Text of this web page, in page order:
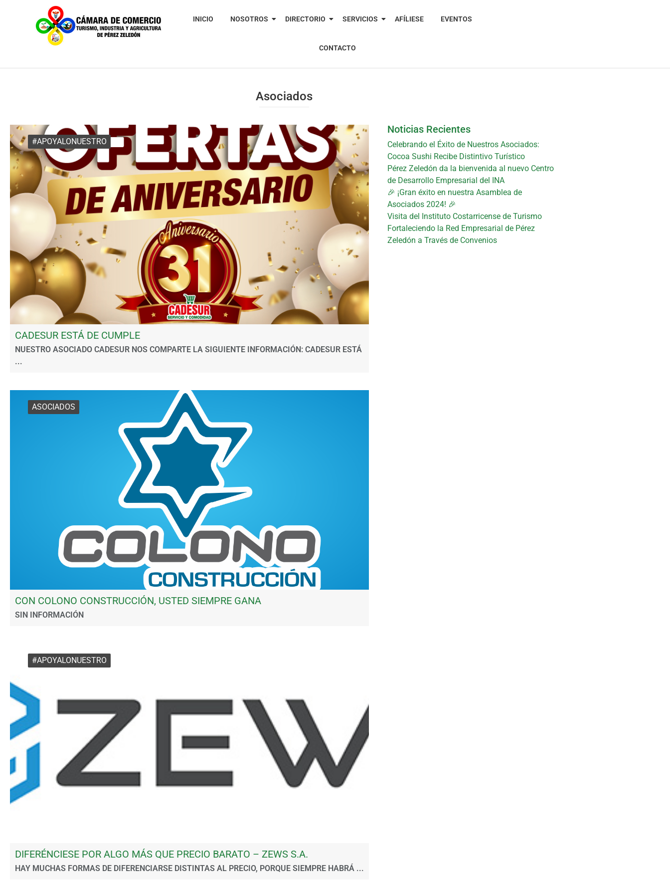
INICIO NOSOTROS DIRECTORIO SERVICIOS AFÍLIESE EVENTOS
CONTACTO
Asociados
#APOYALONUESTRO
CADESUR ESTÁ DE CUMPLE
NUESTRO ASOCIADO CADESUR NOS COMPARTE LA SIGUIENTE INFORMACIÓN: CADESUR ESTÁ
...
ASOCIADOS
CON COLONO CONSTRUCCIÓN, USTED SIEMPRE GANA
SIN INFORMACIÓN
#APOYALONUESTRO
DIFERÉNCIESE POR ALGO MÁS QUE PRECIO BARATO – ZEWS S.A.
HAY MUCHAS FORMAS DE DIFERENCIARSE DISTINTAS AL PRECIO, PORQUE SIEMPRE HABRÁ ...
Noticias Recientes
Celebrando el Éxito de Nuestros Asociados:
Cocoa Sushi Recibe Distintivo Turístico
Pérez Zeledón da la bienvenida al nuevo Centro
de Desarrollo Empresarial del INA
🎉 ¡Gran éxito en nuestra Asamblea de
Asociados 2024! 🎉
Visita del Instituto Costarricense de Turismo
Fortaleciendo la Red Empresarial de Pérez
Zeledón a Través de Convenios